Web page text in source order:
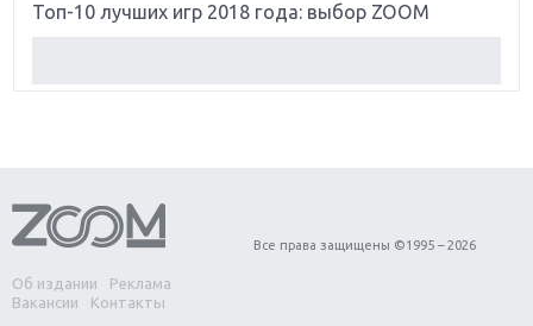
Топ-10 лучших игр 2018 года: выбор ZOOM
Обзор игры Forza Horizon 4: вершина эволюции
Две важных новинки для консолей: Spider-Man и
Divinity Original Sin 2
Об издании
Реклама
Вакансии
Контакты
Все права защищены ©1995 – 2026